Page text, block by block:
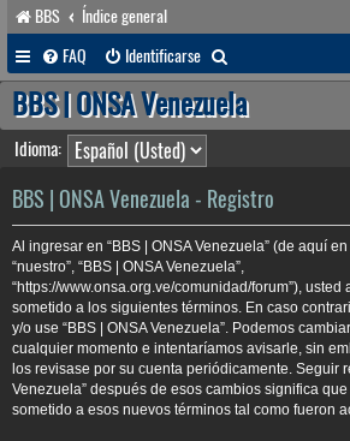
BBS
Índice general
FAQ
Identificarse
u
s
a
r
BBS | ONSA Venezuela
Idioma:
BBS | ONSA Venezuela - Registro
Al ingresar en “BBS | ONSA Venezuela” (de aquí en
“nuestro”, “BBS | ONSA Venezuela”,
“https://www.onsa.org.ve/comunidad/forum”),
sometido a los siguientes términos. En caso
y/o use “BBS | ONSA Venezuela”. Podemos
cualquier momento e intentaríamos avisarle, sin
los revisase por su cuenta periódicamente. Seguir
Venezuela” después de esos cambios significa
sometido a esos nuevos términos tal como fueron